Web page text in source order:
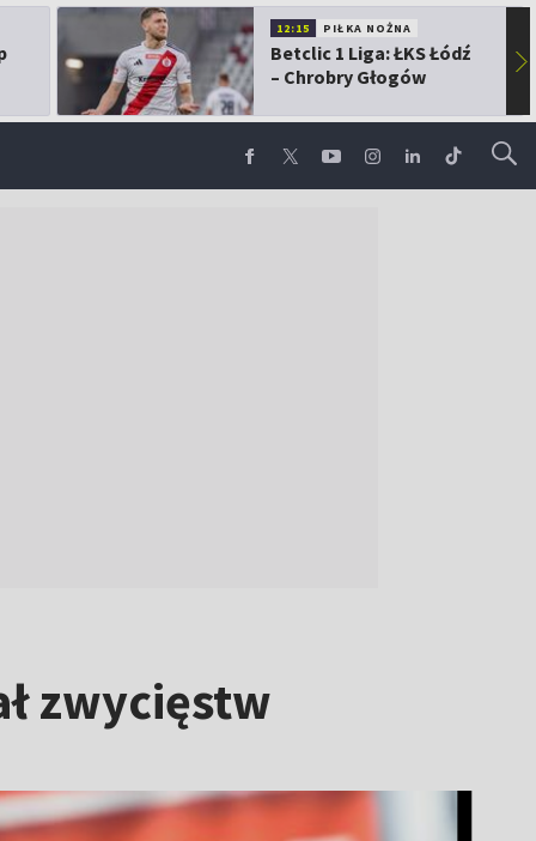
12:15 PIŁKA NOŻNA
Betclic 1 Liga: ŁKS Łódź
– Chrobry Głogów
▶
zwycięstw